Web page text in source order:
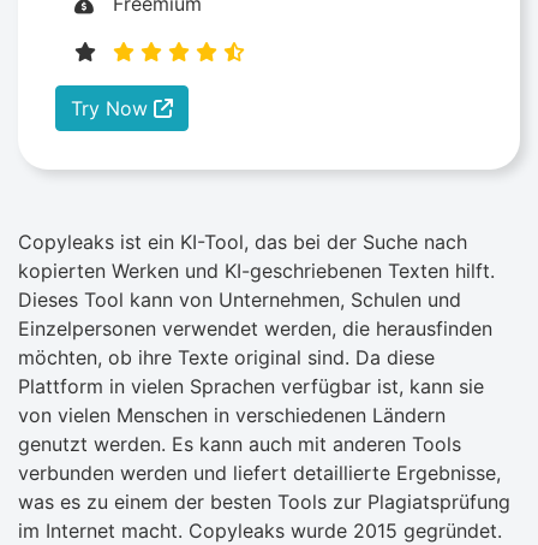
Try Now
Copyleaks ist ein KI-Tool, das bei der Suche nach
kopierten Werken und KI-geschriebenen Texten hilft.
Dieses Tool kann von Unternehmen, Schulen und
Einzelpersonen verwendet werden, die herausfinden
möchten, ob ihre Texte original sind. Da diese
Plattform in vielen Sprachen verfügbar ist, kann sie
von vielen Menschen in verschiedenen Ländern
genutzt werden. Es kann auch mit anderen Tools
verbunden werden und liefert detaillierte Ergebnisse,
was es zu einem der besten Tools zur Plagiatsprüfung
im Internet macht. Copyleaks wurde 2015 gegründet.